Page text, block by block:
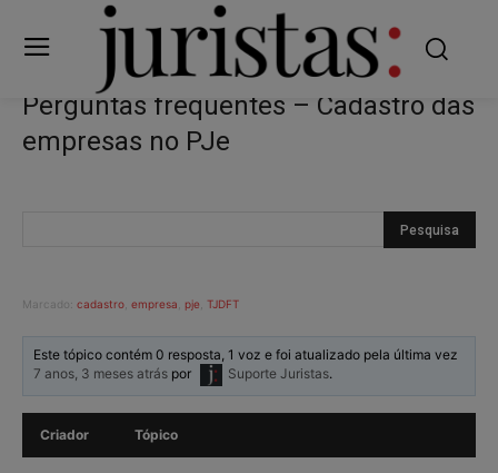
Perguntas frequentes – Cadastro das
empresas no PJe
Marcado: cadastro empresa pje TJDFT
Este tópico contém 0 resposta, 1 voz e foi atualizado pela última vez
7 anos, 3 meses atrás por Suporte Juristas.
Criador Tópico